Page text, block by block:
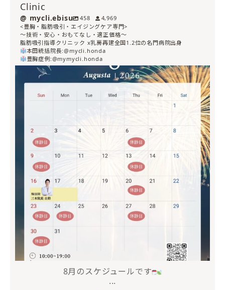
Clinic
mycli.ebisu 458
4,969
<豊胸・脂肪吸引・エイジングケア専門>
〜技術・安心・おもてなし・適正価格〜
脂肪吸引指導クリニック x乳房再建全国1.2位の名門病院出身
本田統括院長:@mycli.honda
豊胸症例:@mymycli.honda
mycli.ebisu
7月 20
8月のスケジュールです
...